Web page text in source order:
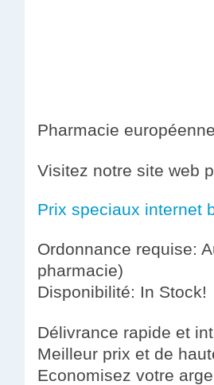
Pharmacie
Visitez notre site web
Prix speciaux internet
Ordonnance requise:
pharmacie)
Disponibilité: In Stock!
Délivrance rapide et
Meilleur prix et de
Economisez votre